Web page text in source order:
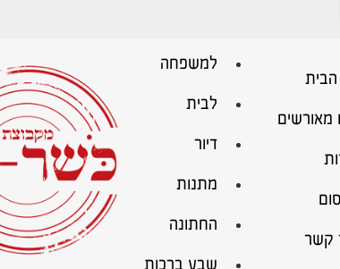
מאורשים
קשר
למשפחה
לבית
דיור
מתנות
החתונה
שבע ברכות